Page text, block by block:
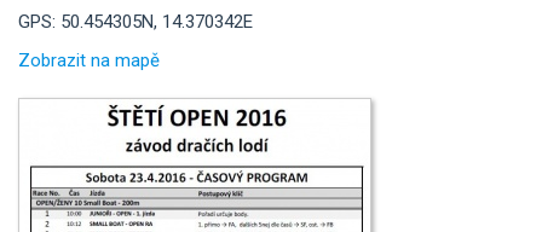
GPS: 50.454305N, 14.370342E
Zobrazit na mapě